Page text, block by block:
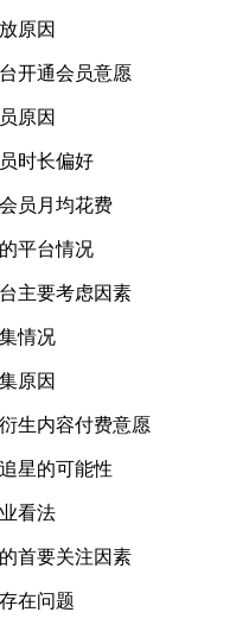
原因
开通会员意愿
原因
时长偏好
员月均花费
平台情况
主要考虑因素
情况
原因
生内容付费意愿
星的可能性
看法
首要关注因素
在问题